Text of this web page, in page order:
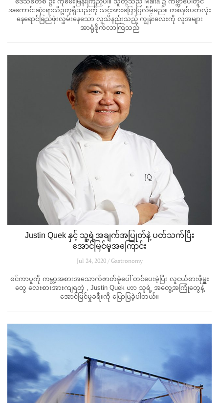
အကောင်းဆုံးရာသီဥတုရှိသည်ကို သင့်အားပြောပြလိမ့်မည်။ တစ်နှစ်ပတ်လုံး
နေရောင်ခြည်ဖုံးလွှမ်းနေသော လူသိနည်းသည့် ကျွန်းလေးကို လူအများ
အာရုံစိုက်လာကြသည်
Justin Quek နှင့် သူ့ရဲ့အချက်အပြုတ်နဲ့ ပတ်သက်ပြီး
အောင်မြင်မှုအကြောင်း
Jul 24, 2020 / Gastronomy
စင်ကာပူကို ကမ္ဘာ့အစားအသောက်ဇာတ်ခုံပေါ် တင်ပေးခဲ့ပြီး လူငယ်စားဖိုမှူး
တွေ လေးစားအားကျရတဲ့ , Justin Quek ဟာ သူရဲ့ အတွေ့အကြုံတွေနဲ့
အောင်မြင်မှုခရီးကို ပြောပြခဲ့ပါတယ်။